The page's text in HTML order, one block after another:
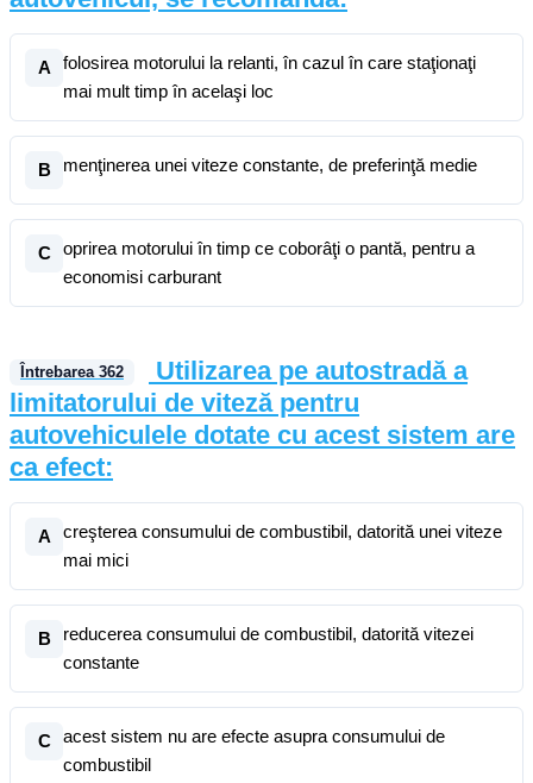
A
folosirea motorului la relanti, în cazul în care staţionaţi
mai mult timp în acelaşi loc
B menţinerea unei viteze constante, de preferinţă medie
C
oprirea motorului în timp ce coborâţi o pantă, pentru a
economisi carburant
Întrebarea 362
Utilizarea pe autostradă a
limitatorului de viteză pentru
autovehiculele dotate cu acest sistem are
ca efect:
A
creşterea consumului de combustibil, datorită unei viteze
mai mici
B
reducerea consumului de combustibil, datorită vitezei
constante
C
acest sistem nu are efecte asupra consumului de
combustibil